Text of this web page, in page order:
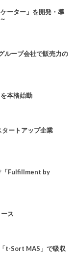
ーター」を開発・導
ループ会社で販売力の
本格始動
ートアップ企業
「Fulfillment by
ス
t-Sort MAS」で吸収